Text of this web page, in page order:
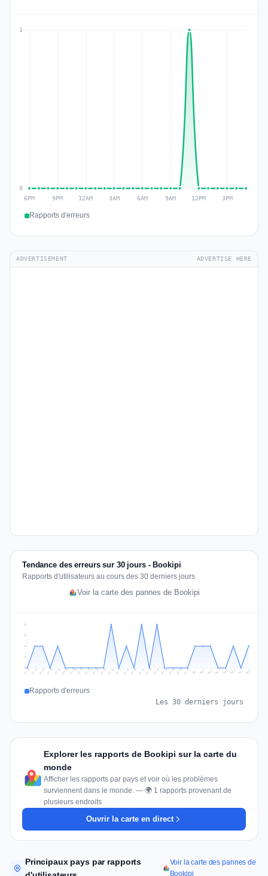
Rapports d'erreurs
ADVERTISEMENT ADVERTISE HERE
Tendance des erreurs sur 30 jours - Bookipi
Rapports d'utilisateurs au cours des 30 derniers jours
Voir la carte des pannes de Bookipi
1
1
2
2
Jul 10 Jul 11 Jul 12 Jul 13 Jul 14 Jul 15 Jul 16 Jul 17 Jul 18 Jul 19 Jul 20 Jul 21 Jul 22 Jul 23 Jul 24 Jul 25 Jul 26 Jul 27 Jul 28 Jul 29 Jul 30 Jul 31 Aug 1 Aug 2 Aug 3 Aug 4 Aug 5 Aug 6 Aug 7 Aug 8
Rapports d'erreurs
Les 30 derniers jours
Explorer les rapports de Bookipi sur la carte du
monde
Afficher les rapports par pays et voir où les problèmes
surviennent dans le monde. — 🌍 1 rapports provenant de
plusieurs endroits
Ouvrir la carte en direct
Principaux pays par rapports
Voir la carte des pannes de
Bookipi